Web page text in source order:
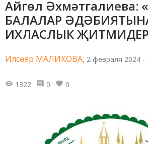
Айгөл Әхмәтгалиева:
БАЛАЛАР
ИХЛАСЛЫК
Илсөяр МАЛИКОВА, 2 февраля 2024 -
1322 0 0